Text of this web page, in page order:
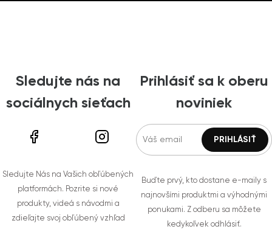
Sledujte nás na
sociálnych sieťach
Sledujte Nás na Vašich obľúbených
platformách. Pozrite si nové
produkty, videá s návodmi a
zdieľajte svoj obľúbený vzhľad
Prihlásiť sa k oberu
noviniek
Buďte prvý, kto dostane e-maily s
najnovšími produktmi a výhodnými
ponukami. Z odberu sa môžete
kedykoľvek odhlásiť.